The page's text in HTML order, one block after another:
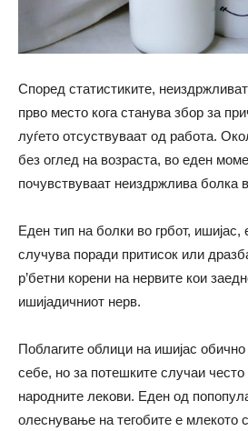
Според статистиките,
прво место кога станува збор за
луѓето отсуствуваат од работа.
без оглед на возраста, во еден
почувствуваат неиздржлива болка
Еден тип на болки во грбот,
случува поради притисок или
р’бетни корени на нервите кои
ишијадичниот нерв.
Поблагите облици на ишијас
себе, но за потешките случаи
народните лекови. Еден од
олеснување на тегобите е млекото